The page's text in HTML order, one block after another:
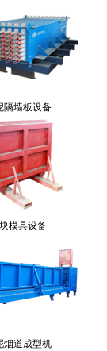
隔墙板设备
模具设备
烟道成型机